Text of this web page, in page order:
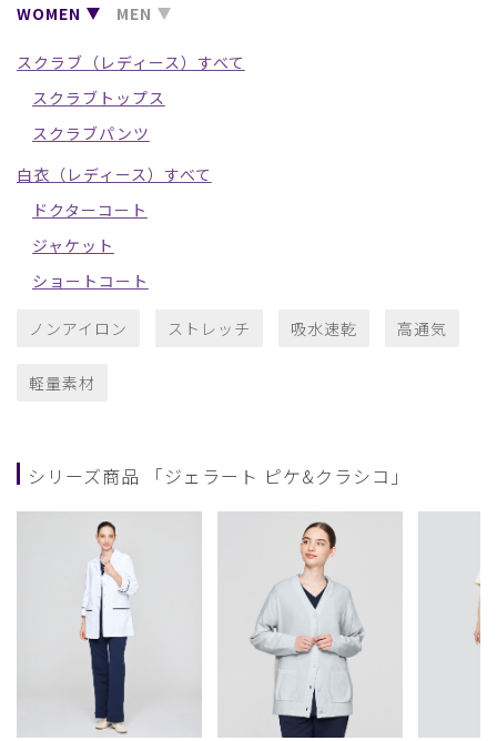
WOMEN MEN
スクラブ（レディース）すべて
スクラブトップス
スクラブパンツ
白衣（レディース）すべて
ドクターコート
ジャケット
ショートコート
ノンアイロン ストレッチ 吸水速乾 高通気
軽量素材
シリーズ商品 「ジェラート ピケ&クラシコ」